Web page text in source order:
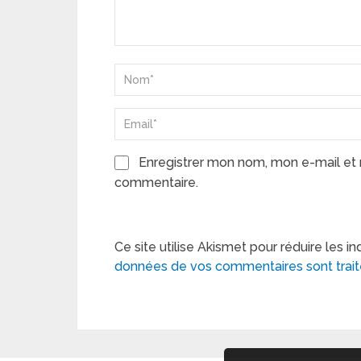
Enregistrer mon nom, mon e-mail
commentaire.
Ce site utilise Akismet pour réduire les
données de vos commentaires sont